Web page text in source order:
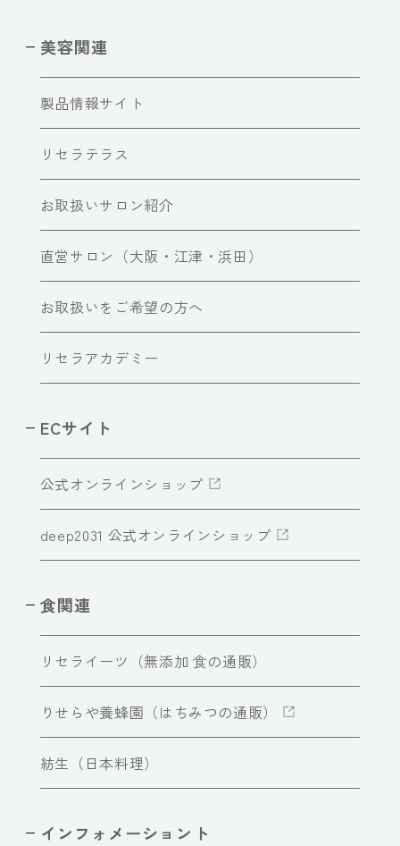
美容関連
製品情報サイト
リセラテラス
お取扱いサロン紹介
直営サロン（大阪・江津・浜田）
お取扱いをご希望の方へ
リセラアカデミー
ECサイト
公式オンラインショップ
deep2031 公式オンラインショップ
食関連
リセライーツ（無添加 食の通販）
りせらや養蜂園（はちみつの通販）
紡生（日本料理）
インフォメーショント